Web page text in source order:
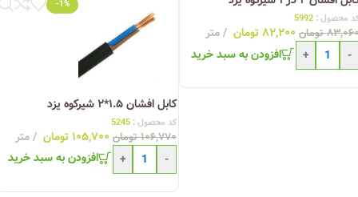
محصول : 5992
تومان ۸۲,۲۰۰تومان
متر
-
+ افزودن به سبد خرید
-1%
کابل افشان ۱.۵*۲ شیرکوه یزد
کد محصول : 5245
۱۰۶,۷۷۰ تومان ۱۰۵,۷۰۰ تومان
متر
-
+ افزودن به سبد خرید